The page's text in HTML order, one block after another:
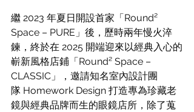
繼 2023 年夏日開設首家「Round²
Space – PURE」後，歷時兩年慢火淬
鍊，終於在 2025 開端迎來以經典入心的
嶄新風格店鋪「Round² Space –
CLASSIC」，邀請知名室內設計團
隊 Homework Design 打造專為珍藏老
鏡與經典品牌而生的眼鏡店所，除了蒐